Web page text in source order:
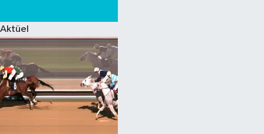
Aktüel